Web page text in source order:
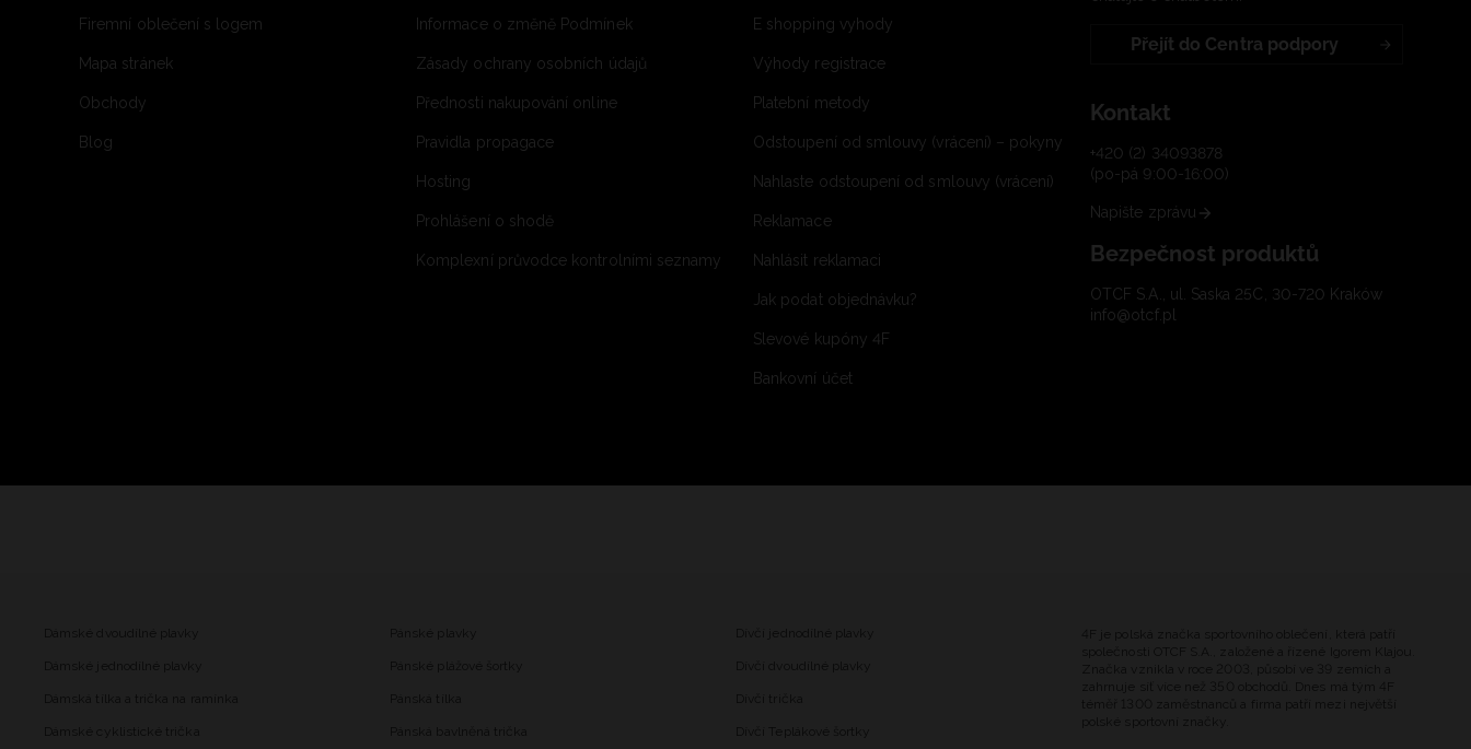
Firemní oblečení s logem
Mapa stránek
Obchody
Blog
Informace o změně Podmínek
Zásady ochrany osobních údajů
Přednosti nakupování online
Pravidla propagace
Hosting
Prohlášení o shodě
Komplexní průvodce kontrolními seznamy
E shopping vyhody
Výhody registrace
Platební metody
Odstoupení od smlouvy (vrácení) – pokyny
Nahlaste odstoupení od smlouvy (vrácení)
Reklamace
Nahlásit reklamaci
Jak podat objednávku?
Slevové kupóny 4F
Bankovní účet
Přejít do Centra podpory
Kontakt
+420 (2) 34093878
(po-pá 9:00-16:00)
Napište zprávu
Bezpečnost produktů
OTCF S.A., ul. Saska 25C, 30-720 Kraków
info@otcf.pl